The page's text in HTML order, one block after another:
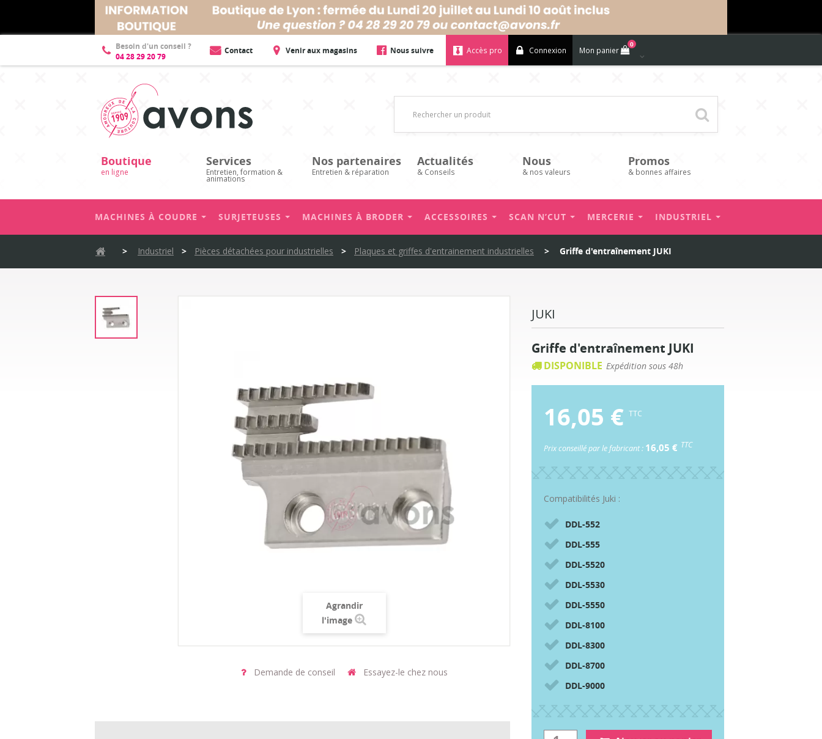
Besoin d'un conseil ?
04 28 29 20 79
Contact Venir aux magasins Nous suivre Accès pro Connexion Mon panier
0
Boutique
en ligne
Services
Entretien, formation &
animations
Nos partenaires
Entretien & réparation
Actualités
& Conseils
Nous
& nos valeurs
Promos
& bonnes affaires
MACHINES À COUDRE SURJETEUSES MACHINES À BRODER ACCESSOIRES SCAN N’CUT MERCERIE INDUSTRIEL
> Industriel > Pièces détachées pour industrielles > Plaques et griffes d'entrainement industrielles > Griffe d'entraînement JUKI
Agrandir
l'image
Demande de conseil Essayez-le chez nous
Description
JUKI
Griffe d'entraînement JUKI
DISPONIBLE Expédition sous 48h
16,05 € TTC
Prix conseillé par le fabricant : 16,05 € TTC
Compatibilités Juki :
DDL-552
DDL-555
DDL-5520
DDL-5530
DDL-5550
DDL-8100
DDL-8300
DDL-8700
DDL-9000